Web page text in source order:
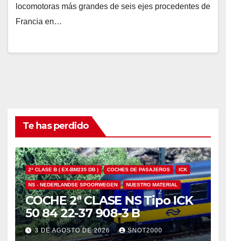
locomotoras más grandes de seis ejes procedentes de
Francia en…
Te has perdido
2ª CLASE B ( EX-BM235 DB ) COCHES DE PASAJEROS ICK
NS - NEDERLANDSE SPOORWEGEN NUESTRO MATERIAL
COCHE 2ª CLASE NS Tipo ICK
50 84 22-37 908-3 B
3 DE AGOSTO DE 2026 SNOT2000